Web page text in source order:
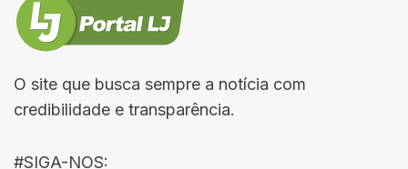
O site que busca sempre a notícia com
credibilidade e transparência.
#SIGA-NOS: